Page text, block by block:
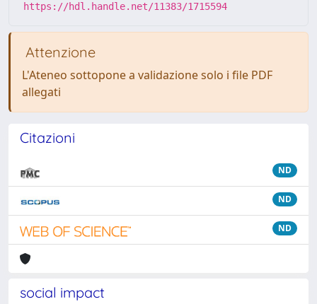
https://hdl.handle.net/11383/1715594
Attenzione
L'Ateneo sottopone a validazione solo i file PDF
allegati
Citazioni
ND
ND
ND
social impact